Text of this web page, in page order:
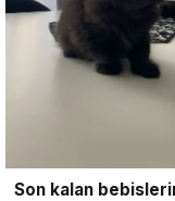
Son kalan